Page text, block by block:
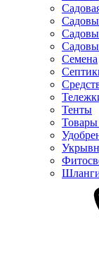
Семена
Тенты
Товары